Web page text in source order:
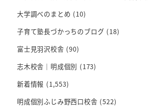
大学調べのまとめ (10)
子育て塾長づかっちのブログ (18)
富士見羽沢校舎 (90)
志木校舎｜明成個別 (173)
新着情報 (1,553)
明成個別ふじみ野西口校舎 (522)